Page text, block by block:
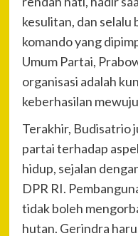
kesulitan, dan selalu
komando yang
Umum Partai,
organisasi adalah
keberhasilan
Terakhir, Budisatrio
partai terhadap
hidup, sejalan
DPR RI.
tidak boleh
hutan. Gerindra